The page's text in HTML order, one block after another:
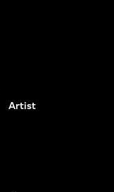
Artist